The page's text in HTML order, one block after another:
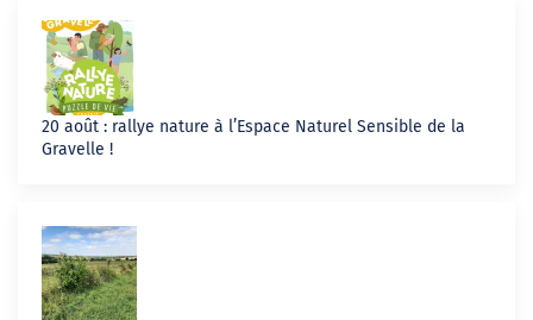
20 août : rallye nature à l’Espace Naturel Sensible de la
Gravelle !